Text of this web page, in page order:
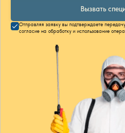
Вызвать
Отправляя заявку вы подтверждаете
согласие на обработку и использование